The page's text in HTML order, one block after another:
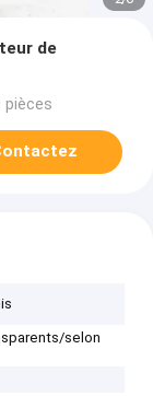
de
pièces
selon